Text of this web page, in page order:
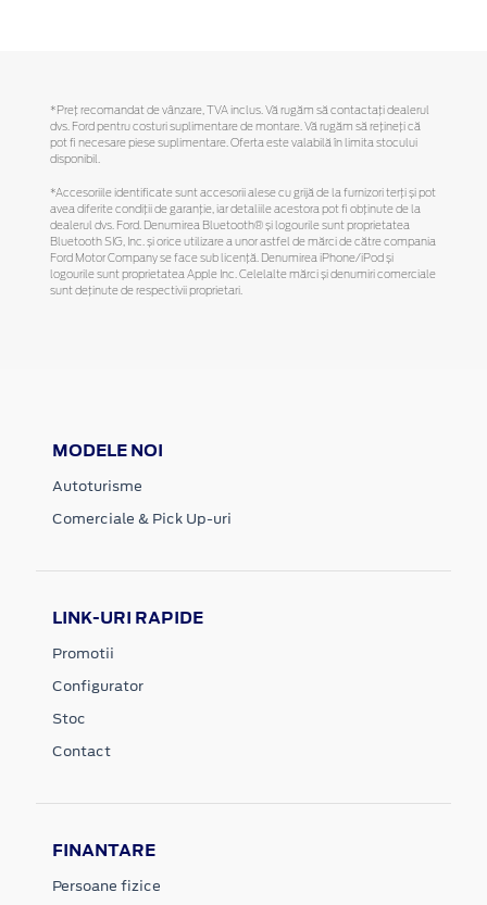
*Preţ recomandat de vânzare, TVA inclus. Vă rugăm să contactaţi dealerul
dvs. Ford pentru costuri suplimentare de montare. Vă rugăm să reţineţi că
pot fi necesare piese suplimentare. Oferta este valabilă în limita stocului
disponibil.
*Accesoriile identificate sunt accesorii alese cu grijă de la furnizori terți și pot
avea diferite condiții de garanție, iar detaliile acestora pot fi obținute de la
dealerul dvs. Ford. Denumirea Bluetooth® și logourile sunt proprietatea
Bluetooth SIG, Inc. și orice utilizare a unor astfel de mărci de către compania
Ford Motor Company se face sub licență. Denumirea iPhone/iPod și
logourile sunt proprietatea Apple Inc. Celelalte mărci și denumiri comerciale
sunt deținute de respectivii proprietari.
MODELE NOI
Autoturisme
Comerciale & Pick Up-uri
LINK-URI RAPIDE
Promotii
Configurator
Stoc
Contact
FINANTARE
Persoane fizice